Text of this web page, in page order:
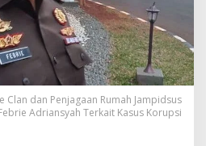
Clan dan Penjagaan Rumah Jampidsus
Adriansyah Terkait Kasus Korupsi